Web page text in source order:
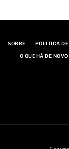
SOBRE POLÍTICA
O QUE HÁ DE NOVO